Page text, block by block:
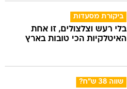
ביקורת מסעדות
בלי רעש וצלצולים, זו אחת
האיטלקיות הכי טובות בארץ
שווה 38 ש"ח?